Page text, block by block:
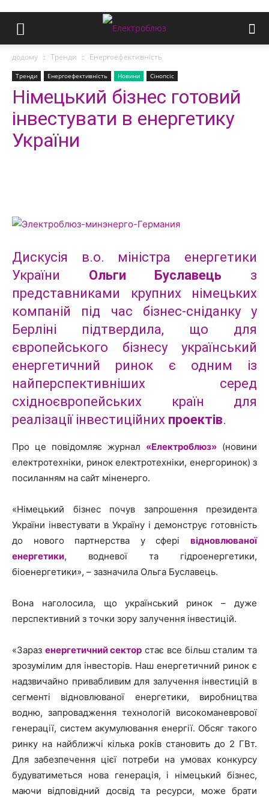
додому Тренди Енергоефективність
Тренди Енергоефективність Новини Сінопсіс
Німецький бізнес готовий
інвестувати в енергетику
України
Дискусія в.о. міністра енергетики
України Ольги Буславець з
представниками крупних німецьких
компаній під час бізнес-сніданку у
Берліні підтвердила, що для
європейського бізнесу український
енергетичний ринок є одним із
найперспективніших серед
східноєвропейських країн для
реалізації інвестиційних проектів.
Про це повідомляє журнал «Електроблюз» (новини
електротехніки, ринок електротехніки, енергоринок) з
посиланням на сайт міненерго.
«Німецький бізнес почув запрошення президента
України інвестувати в Україну і демонструє готовність
до нового партнерства у сфері відновлюваної
енергетики, водневої та гідроенергетики,
біоенергетики», – зазначила Ольга Буславець.
Вона наголосила, що український ринок – дуже
перспективний з точки зору залучення інвестицій.
«Зараз енергетичний сектор стає все більш сталим та
зрозумілим для інвесторів. Наш енергетичний ринок є
надзвичайно привабливим для залучення інвестицій в
сегменті відновлюваної енергетики, виробництва
водню, запровадження технологій високоманеврової
генерації, систем акумулювання енергії. Обсяг такого
ринку на найближчі кілька років становить до 2 ГВт.
Для забезпечення цієї потреби на умовах конкурсу
будуватиметься нова генерація, і німецький бізнес,
маючи відповідний досвід та ресурси, може брати